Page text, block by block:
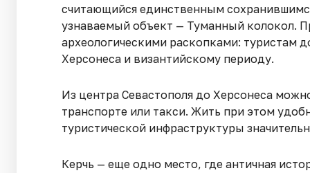
считающийся единственным
узнаваемый объект — Туманный колокол.
археологическими раскопками: туристам
Херсонеса и византийскому периоду.
Из центра Севастополя до Херсонеса
транспорте или такси. Жить при этом
туристической инфраструктуры
Керчь — еще одно место, где античная